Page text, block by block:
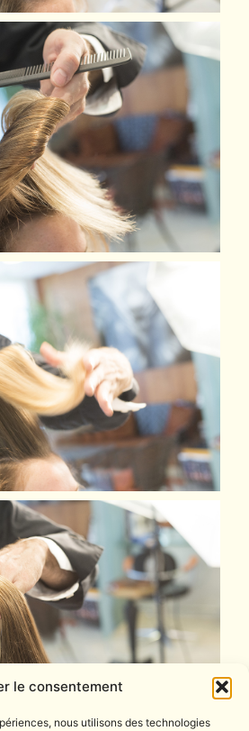
le consentement
nous utilisons des technologies